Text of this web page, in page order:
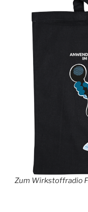
Zum Wirkstoffradio